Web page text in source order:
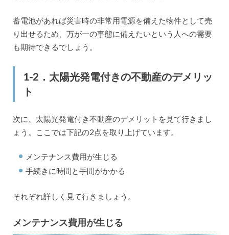
蓄電池があれば災害時の非常用電源を備えた物件として売
り出せるため、万が一の事態に備えたいという人への需要
も期待できるでしょう。
1-2．太陽光発電付きの不動産のデメリッ
ト
次に、太陽光発電付き不動産のデメリットを見て行きまし
ょう。ここでは下記の2点を取り上げています。
メンテナンス費用が生じる
手続きに時間と手間がかかる
それぞれ詳しく見て行きましょう。
メンテナンス費用が生じる